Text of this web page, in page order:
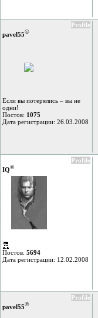
Profile
pavel55©
Если вы потерялись – вы не
одни!
Постов: 1075
Дата регистрации: 26.03.2008
Profile
IQ©
Постов: 5694
Дата регистрации: 12.02.2008
Profile
pavel55©